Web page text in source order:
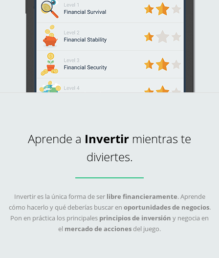
Aprende a Invertir mientras te
diviertes.
Invertir es la única forma de ser libre financieramente. Aprende
cómo hacerlo y qué deberías buscar en oportunidades de negocios.
Pon en práctica los principales principios de inversión y negocia en
el mercado de accionesdel juego.